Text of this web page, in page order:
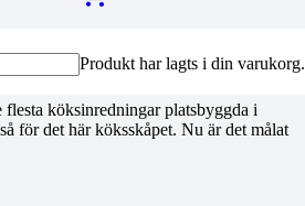
Produkt har lagts i din varukorg.
köksskåp
köksinredningar platsbyggda i
för det här köksskåpet. Nu är det målat